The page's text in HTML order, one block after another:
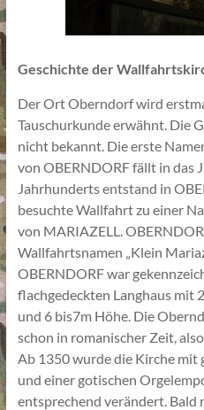
Geschichte der
Der Ort Oberndorf wird
Tauschurkunde erwähnt. Die
nicht bekannt. Die erste
von OBERNDORF fällt in das
Jahrhunderts entstand in
besuchte Wallfahrt zu einer
von MARIAZELL.
Wallfahrtsnamen „Klein
OBERNDORF war
flachgedeckten Langhaus mit
und 6 bis7m Höhe. Die
schon in romanischer Zeit,
Ab 1350 wurde die Kirche mit
und einer gotischen
entsprechend verändert. Bald